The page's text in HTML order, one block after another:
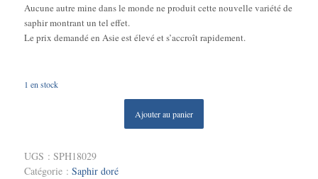
Aucune autre mine dans le monde ne produit cette nouvelle variété de
saphir montrant un tel effet.
Le prix demandé en Asie est élevé et s’accroît rapidement.
1 en stock
Ajouter au panier
UGS : SPH18029
Catégorie : Saphir doré